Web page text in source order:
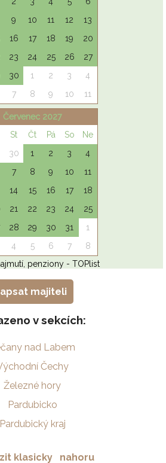
majiteli
v sekcích:
nad Labem
Čechy
Železné hory
Pardubicko
Pardubický kraj
klasicky nahoru